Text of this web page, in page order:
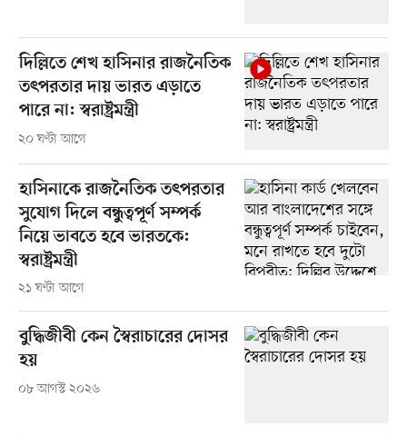
দিল্লিতে শেখ হাসিনার রাজনৈতিক
তৎপরতার দায় ভারত এড়াতে
পারে না: স্বরাষ্ট্রমন্ত্রী
২০ ঘণ্টা আগে
হাসিনাকে রাজনৈতিক তৎপরতার
সুযোগ দিলে বন্ধুত্বপূর্ণ সম্পর্ক
নিয়ে ভাবতে হবে ভারতকে:
স্বরাষ্ট্রমন্ত্রী
২১ ঘণ্টা আগে
বুদ্ধিজীবী কেন স্বৈরাচারের দোসর
হয়
০৮ আগস্ট ২০২৬